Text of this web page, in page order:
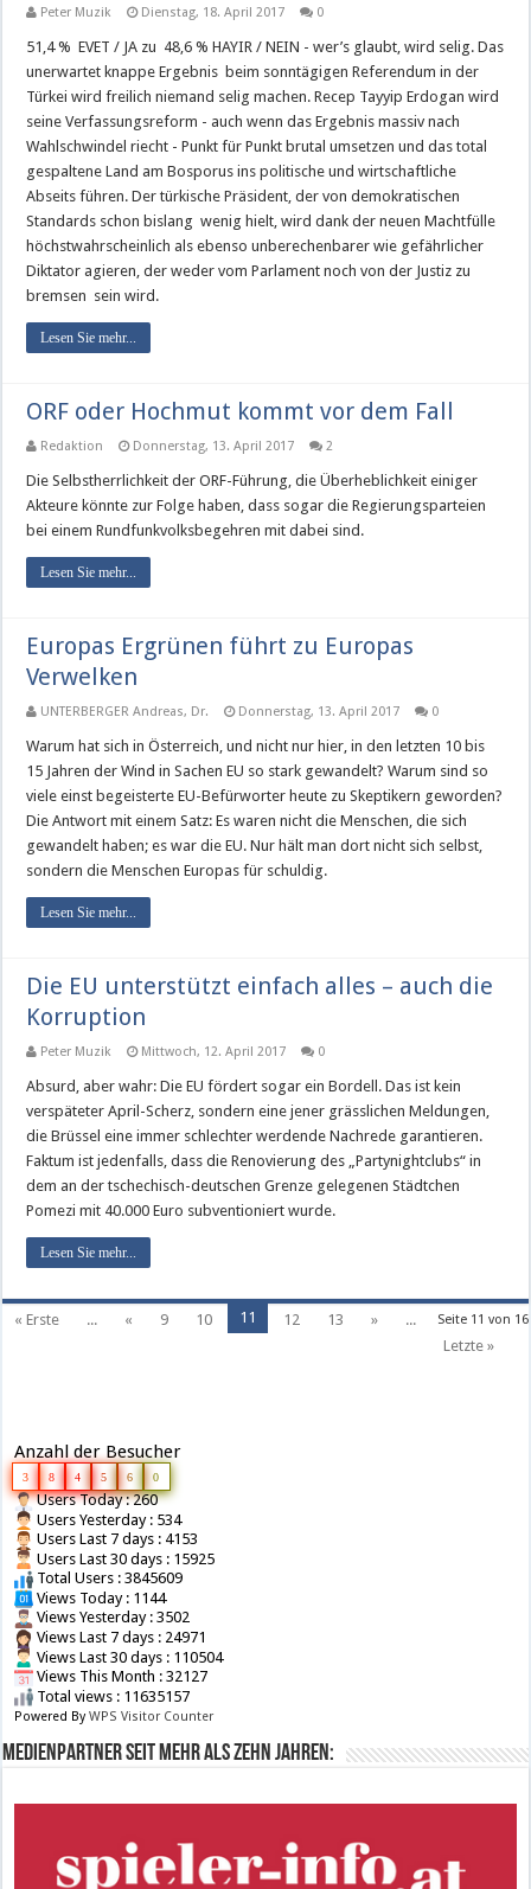
Peter Muzik Dienstag, 18. April 2017 0
51,4 % EVET / JA zu 48,6 % HAYIR / NEIN - wer’s glaubt, wird selig. Das
unerwartet knappe Ergebnis beim sonntägigen Referendum in der
Türkei wird freilich niemand selig machen. Recep Tayyip Erdogan wird
seine Verfassungsreform - auch wenn das Ergebnis massiv nach
Wahlschwindel riecht - Punkt für Punkt brutal umsetzen und das total
gespaltene Land am Bosporus ins politische und wirtschaftliche
Abseits führen. Der türkische Präsident, der von demokratischen
Standards schon bislang wenig hielt, wird dank der neuen Machtfülle
höchstwahrscheinlich als ebenso unberechenbarer wie gefährlicher
Diktator agieren, der weder vom Parlament noch von der Justiz zu
bremsen sein wird.
Lesen Sie mehr...
ORF oder Hochmut kommt vor dem Fall
Redaktion Donnerstag, 13. April 2017 2
Die Selbstherrlichkeit der ORF-Führung, die Überheblichkeit einiger
Akteure könnte zur Folge haben, dass sogar die Regierungsparteien
bei einem Rundfunkvolksbegehren mit dabei sind.
Lesen Sie mehr...
Europas Ergrünen führt zu Europas
Verwelken
UNTERBERGER Andreas, Dr. Donnerstag, 13. April 2017 0
Warum hat sich in Österreich, und nicht nur hier, in den letzten 10 bis
15 Jahren der Wind in Sachen EU so stark gewandelt? Warum sind so
viele einst begeisterte EU-Befürworter heute zu Skeptikern geworden?
Die Antwort mit einem Satz: Es waren nicht die Menschen, die sich
gewandelt haben; es war die EU. Nur hält man dort nicht sich selbst,
sondern die Menschen Europas für schuldig.
Lesen Sie mehr...
Die EU unterstützt einfach alles – auch die
Korruption
Peter Muzik Mittwoch, 12. April 2017 0
Absurd, aber wahr: Die EU fördert sogar ein Bordell. Das ist kein
verspäteter April-Scherz, sondern eine jener grässlichen Meldungen,
die Brüssel eine immer schlechter werdende Nachrede garantieren.
Faktum ist jedenfalls, dass die Renovierung des „Partynightclubs“ in
dem an der tschechisch-deutschen Grenze gelegenen Städtchen
Pomezi mit 40.000 Euro subventioniert wurde.
Lesen Sie mehr...
Seite 11 von 16
« Erste ... « 9 10 11 12 13 »
...
Letzte »
Anzahl der Besucher
3 8 4 5 6 0
Users Today : 260
Users Yesterday : 534
Users Last 7 days : 4153
Users Last 30 days : 15925
Total Users : 3845609
Views Today : 1144
Views Yesterday : 3502
Views Last 7 days : 24971
Views Last 30 days : 110504
Views This Month : 32127
Total views : 11635157
Powered ByWPS Visitor Counter
Medienpartner seit mehr als zehn Jahren: